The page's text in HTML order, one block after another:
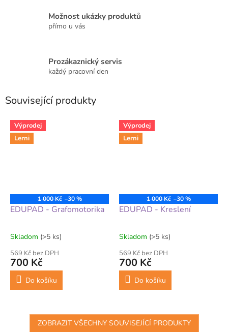
Možnost ukázky produktů
přímo u vás
Prozákaznický servis
každý pracovní den
Související produkty
Výprodej
Lerni
1 000 Kč –30 %
EDUPAD - Grafomotorika
Skladom (>5 ks)
569 Kč bez DPH
700 Kč
Do košíku
Výprodej
Lerni
1 000 Kč –30 %
EDUPAD - Kreslení
Skladom (>5 ks)
569 Kč bez DPH
700 Kč
Do košíku
ZOBRAZIT VŠECHNY SOUVISEJÍCÍ PRODUKTY